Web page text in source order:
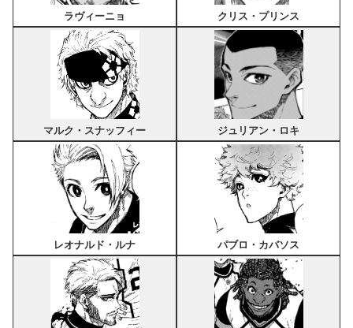
ラヴィーニョ クリス・プリンス
マルク・スナッフィー ジュリアン・ロキ
レオナルド・ルナ パブロ・カバソス